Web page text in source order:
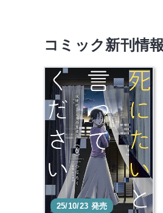
コミック新刊情報
25/10/23 発売